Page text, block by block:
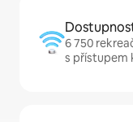
6 750
s přístupem